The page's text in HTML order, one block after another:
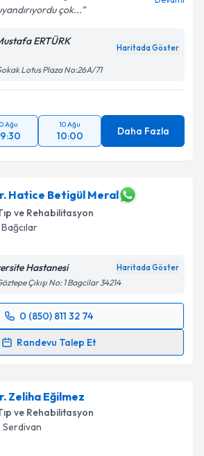
işlenmesine ilişkin
okudum ve kişisel verilerimin belirtilen
işlenmesini kabul ediyorum.
Talebini Gönder
çok...
ERTÜRK
Haritada Göster
Lotus Plaza No:26A/71
Ağu 10 Ağu
10:00 Daha Fazla
Hatice Betigül Meral
ve Rehabilitasyon
Bağcılar
Hastanesi Haritada Göster
Çıkışı No: 1 Bagcilar 34214
0 (850) 811 32 74
Randevu Talep Et
Talebi
e-posta ile
Zeliha Eğilmez
ve Rehabilitasyon
Serdivan